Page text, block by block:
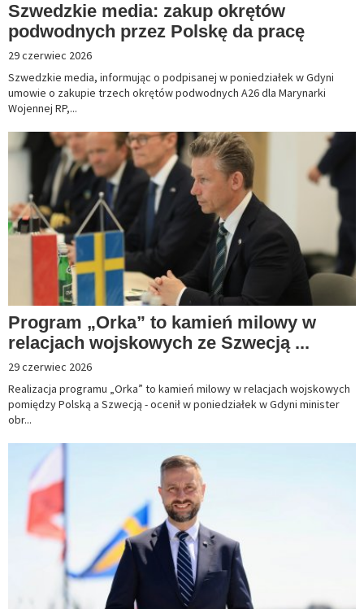
Szwedzkie media: zakup okrętów
podwodnych przez Polskę da pracę
29 czerwiec 2026
Szwedzkie media, informując o podpisanej w poniedziałek w Gdyni
umowie o zakupie trzech okrętów podwodnych A26 dla Marynarki
Wojennej RP,...
Program „Orka” to kamień milowy w
relacjach wojskowych ze Szwecją ...
29 czerwiec 2026
Realizacja programu „Orka” to kamień milowy w relacjach wojskowych
pomiędzy Polską a Szwecją - ocenił w poniedziałek w Gdyni minister
obr...